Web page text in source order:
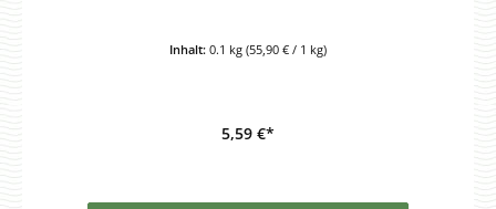
Inhalt: 0.1 kg (55,90 € / 1 kg)
5,59 €*